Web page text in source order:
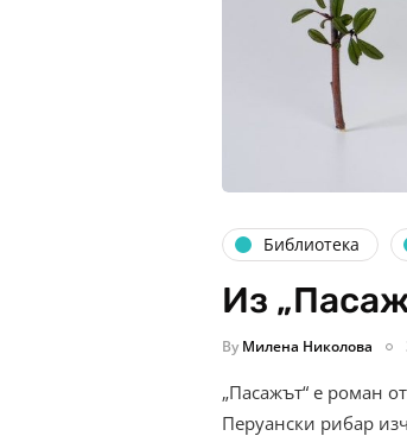
Библиотека
Из
By Милена Николова
„Пасажът“ е роман
Перуански рибар